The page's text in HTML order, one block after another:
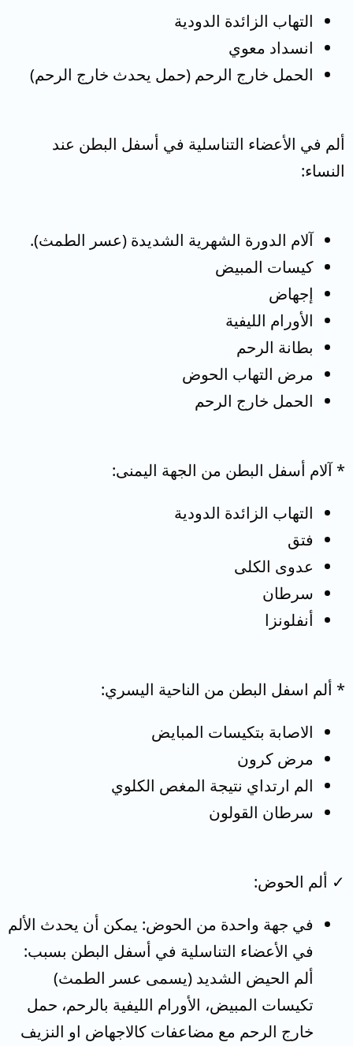
التهاب الزائدة الدودية
انسداد معوي
الحمل خارج الرحم (حمل يحدث خارج الرحم)
ألم في الأعضاء التناسلية في أسفل البطن عند
النساء:
آلام الدورة الشهرية الشديدة (عسر الطمث).
كيسات المبيض
إجهاض
الأورام الليفية
بطانة الرحم
مرض التهاب الحوض
الحمل خارج الرحم
* آلام أسفل البطن من الجهة اليمنى:
التهاب الزائدة الدودية
فتق
عدوى الكلى
سرطان
أنفلونزا
* ألم اسفل البطن من الناحية اليسري:
الاصابة بتكيسات المبايض
مرض كرون
الم ارتداي نتيجة المغص الكلوي
سرطان القولون
✓ ألم الحوض:
في جهة واحدة من الحوض: يمكن أن يحدث الألم
في الأعضاء التناسلية في أسفل البطن بسبب:
ألم الحيض الشديد (يسمى عسر الطمث)
تكيسات المبيض، الأورام الليفية بالرحم، حمل
خارج الرحم مع مضاعفات كالاجهاض او النزيف